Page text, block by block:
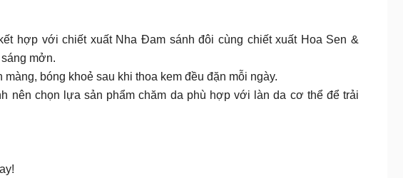
hợp với chiết xuất Nha Đam sánh đôi cùng chiết xuất Hoa Sen &
mởn.
bóng khoẻ sau khi thoa kem đều đặn mỗi ngày.
nên chọn lựa sản phẩm chăm da phù hợp với làn da cơ thể để trải